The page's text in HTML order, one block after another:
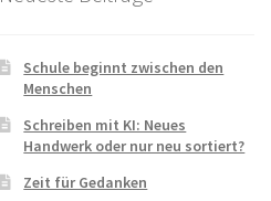
Schule beginnt zwischen den
Menschen
Schreiben mit KI: Neues
Handwerk oder nur neu sortiert?
Zeit für Gedanken